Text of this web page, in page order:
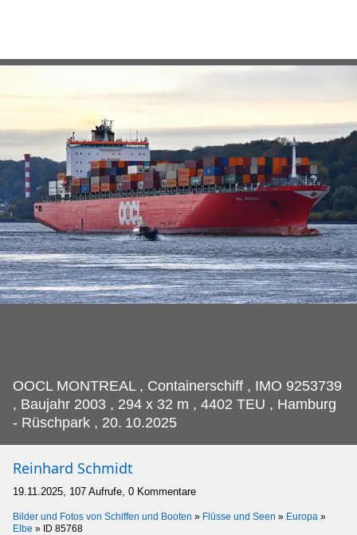
OOCL MONTREAL , Containerschiff , IMO 9253739
, Baujahr 2003 , 294 x 32 m , 4402 TEU , Hamburg
- Rüschpark , 20. 10.2025
Reinhard Schmidt
19.11.2025, 107 Aufrufe, 0 Kommentare
Bilder und Fotos von Schiffen und Booten » Flüsse und Seen » Europa »
Elbe » ID 85768